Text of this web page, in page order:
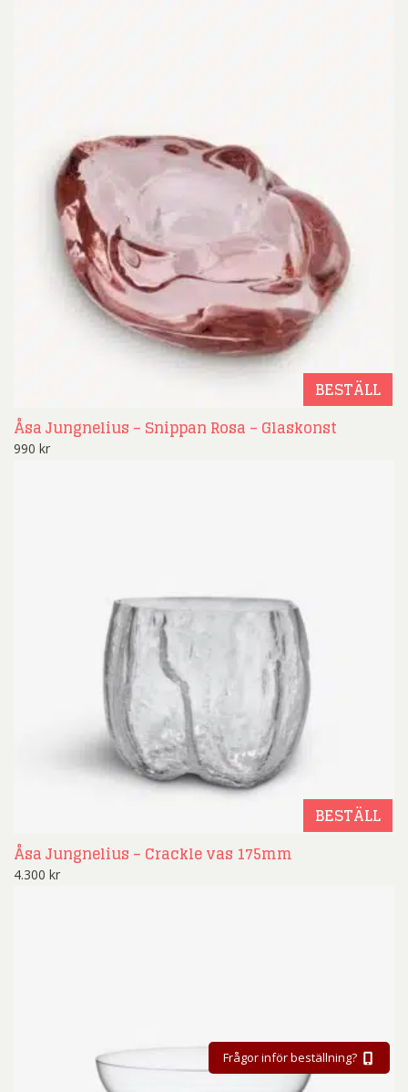
BESTÄLL
Åsa Jungnelius – Snippan Rosa – Glaskonst
990 kr
BESTÄLL
Åsa Jungnelius – Crackle vas 175mm
4.300 kr
Frågor inför beställning?